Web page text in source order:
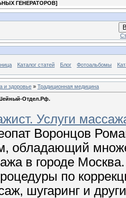
ГЕНЕРАТОРОВ]
Каталог статей Блог Фотоальбомы
и здоровье » Традиционная медицина
Отдел.Рф.
Услуги
Воронцов
обладающий
в городе
по
шугаринг и